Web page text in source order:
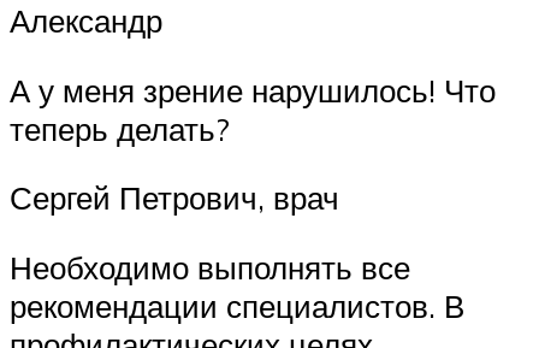
Александр
А у меня зрение нарушилось! Что
теперь делать?
Сергей Петрович, врач
Необходимо выполнять все
рекомендации специалистов. В